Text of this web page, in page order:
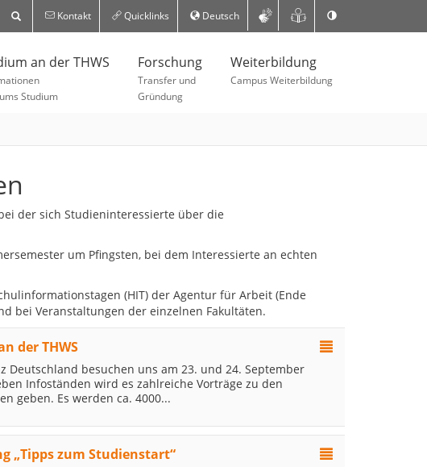
Kontakt Quicklinks Deutsch
an der THWS
Studium
Forschung
Transfer und
Gründung
Weiterbildung
Campus Weiterbildung
der sich Studieninteressierte über die
um Pfingsten, bei dem Interessierte an echten
(HIT) der Agentur für Arbeit (Ende
bei Veranstaltungen der einzelnen Fakultäten.
der THWS
Deutschland besuchen uns am 23. und 24. September
Infoständen wird es zahlreiche Vorträge zu den
geben. Es werden ca. 4000...
„Tipps zum Studienstart“